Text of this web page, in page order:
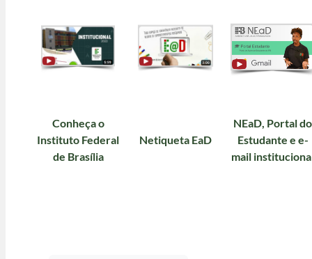
Conheça o
Instituto Federal
de Brasília
Netiqueta EaD
NEaD, Portal do
Estudante e e-
mail